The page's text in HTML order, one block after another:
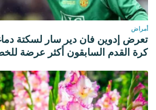
أمراض
تعرض إدوين فان دير سار لسكتة
كرة القدم السابقون أكثر عرضة